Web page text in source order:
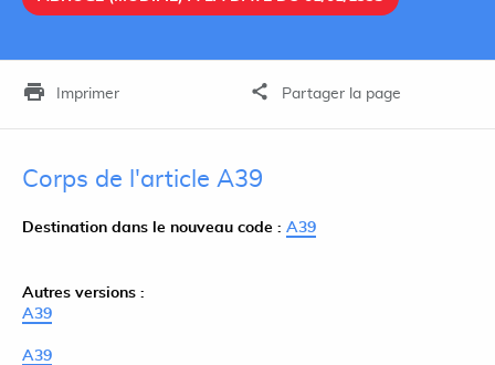
Imprimer Partager la page
Corps de l'article A39
Destination dans le nouveau code : A39
Autres versions :
A39
A39